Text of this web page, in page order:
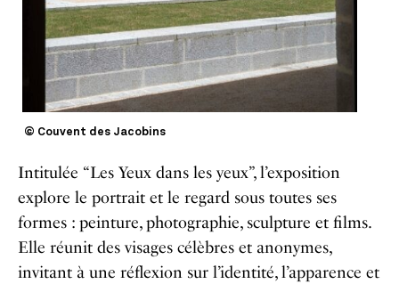
© Couvent des Jacobins
Intitulée “Les Yeux dans les yeux”, l’exposition
explore le portrait et le regard sous toutes ses
formes : peinture, photographie, sculpture et films.
Elle réunit des visages célèbres et anonymes,
invitant à une réflexion sur l’identité, l’apparence et